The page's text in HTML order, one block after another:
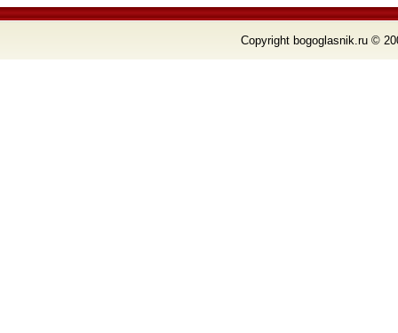
Copyright bogoglasnik.ru ©